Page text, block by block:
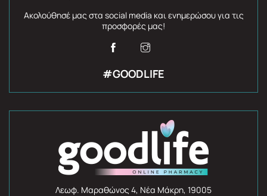
Ακολούθησέ μας στα social media και ενημερώσου για τις
προσφορές μας!
#GOODLIFE
Λεωφ. Μαραθώνος 4, Νέα Μάκρη, 19005